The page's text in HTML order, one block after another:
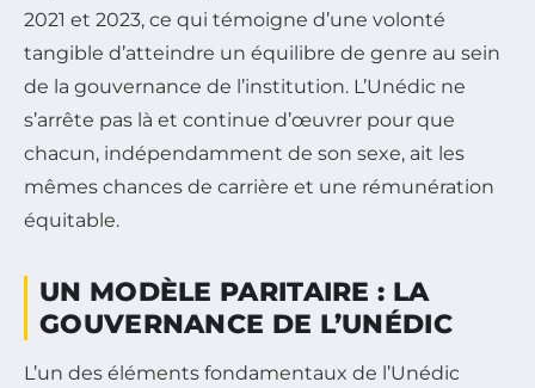
2021 et 2023, ce qui témoigne d’une volonté
tangible d’atteindre un équilibre de genre au sein
de la gouvernance de l’institution. L’Unédic ne
s’arrête pas là et continue d’œuvrer pour que
chacun, indépendamment de son sexe, ait les
mêmes chances de carrière et une rémunération
équitable.
UN MODÈLE PARITAIRE : LA
GOUVERNANCE DE L’UNÉDIC
L’un des éléments fondamentaux de l’Unédic